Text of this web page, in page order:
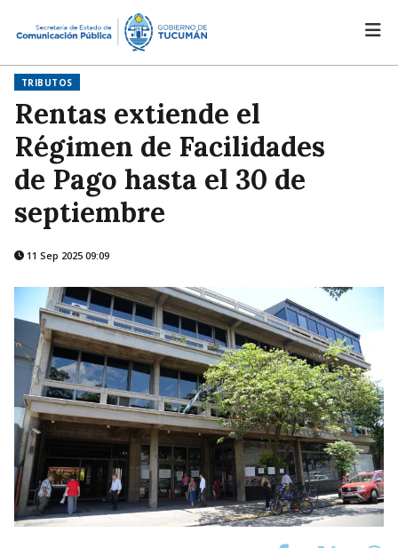
TRIBUTOS
Rentas extiende el
Régimen de Facilidades
de Pago hasta el 30 de
septiembre
11 Sep 2025 09:09